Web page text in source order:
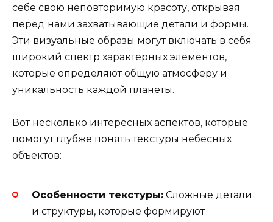
себе свою неповторимую красоту, открывая
перед нами захватывающие детали и формы.
Эти визуальные образы могут включать в себя
широкий спектр характерных элементов,
которые определяют общую атмосферу и
уникальность каждой планеты.
Вот несколько интересных аспектов, которые
помогут глубже понять текстуры небесных
объектов:
Особенности текстуры: Сложные детали
и структуры, которые формируют